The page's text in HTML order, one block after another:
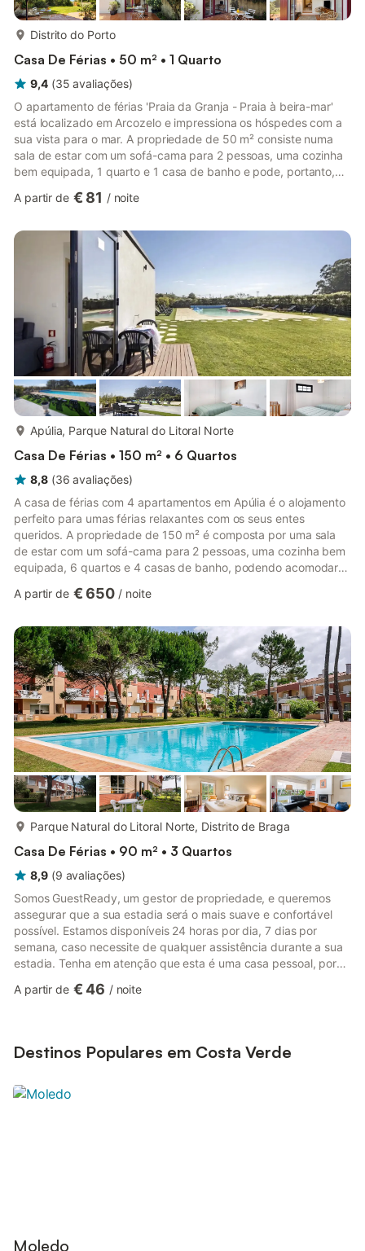
Distrito do Porto
Casa De Férias • 50 m² • 1 Quarto
9,4 (35 avaliações)
O apartamento de férias 'Praia da Granja - Praia à beira-mar'
está localizado em Arcozelo e impressiona os hóspedes com a
sua vista para o mar. A propriedade de 50 m² consiste numa
sala de estar com um sofá-cama para 2 pessoas, uma cozinha
bem equipada, 1 quarto e 1 casa de banho e pode, portanto,
incluem Wi-Fi de alta velocidade (adequado para chamadas de
uma ventoinha, uma consola de jogos, aquecimento, bem como
livros e brinquedos para crianças. Está também disponível um
A partir de € 81 / noite
Apúlia, Parque Natural do Litoral Norte
Casa De Férias • 150 m² • 6 Quartos
8,8 (36 avaliações)
A casa de férias com 4 apartamentos em Apúlia é o alojamento
perfeito para umas férias relaxantes com os seus entes
queridos. A propriedade de 150 m² é composta por uma sala
de estar com um sofá-cama para 2 pessoas, uma cozinha bem
equipada, 6 quartos e 4 casas de banho, podendo acomodar
alta velocidade (adequado para chamadas de vídeo), uma
máquina de lavar roupa. Além disso, há uma mesa de ténis de
mesa disponível na propriedade e um berço também está
disponível. Esta ac...
A partir de € 650 / noite
mais...
Parque Natural do Litoral Norte, Distrito de Braga
Casa De Férias • 90 m² • 3 Quartos
8,9 (9 avaliações)
Somos GuestReady, um gestor de propriedade, e queremos
assegurar que a sua estadia será o mais suave e confortável
possível. Estamos disponíveis 24 horas por dia, 7 dias por
semana, caso necessite de qualquer assistência durante a sua
estadia. Tenha em atenção que esta é uma casa pessoal, por
melhor maneira de chegar à propriedade é de carro ou táxi. O
que verifique a sua identidade antes de fazer o check-in na ...
A partir de € 46 / noite
Destinos Populares em Costa Verde
Moledo